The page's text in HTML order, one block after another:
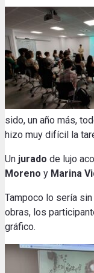
sido, un año más,
hizo muy difícil la
Un jurado de lujo
Moreno y Marina
Tampoco lo sería
obras, los
gráfico.